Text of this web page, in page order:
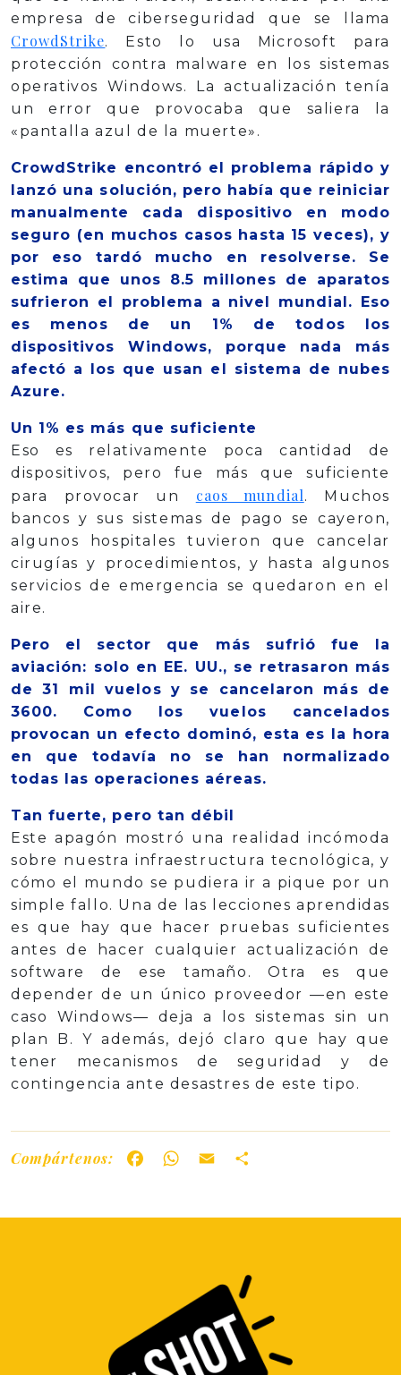
empresa de ciberseguridad que se llama
CrowdStrike. Esto lo usa Microsoft para
protección contra malware en los sistemas
operativos Windows. La actualización tenía
un error que provocaba que saliera la
«pantalla azul de la muerte».
CrowdStrike encontró el problema rápido y
lanzó una solución, pero había que reiniciar
manualmente cada dispositivo en modo
seguro (en muchos casos hasta 15 veces), y
por eso tardó mucho en resolverse. Se
estima que unos 8.5 millones de aparatos
sufrieron el problema a nivel mundial. Eso
es menos de un 1% de todos los
dispositivos Windows, porque nada más
afectó a los que usan el sistema de nubes
Azure.
Un 1% es más que suficiente
Eso es relativamente poca cantidad de
dispositivos, pero fue más que suficiente
para provocar un caos mundial. Muchos
bancos y sus sistemas de pago se cayeron,
algunos hospitales tuvieron que cancelar
cirugías y procedimientos, y hasta algunos
servicios de emergencia se quedaron en el
aire.
Pero el sector que más sufrió fue la
aviación: solo en EE. UU., se retrasaron más
de 31 mil vuelos y se cancelaron más de
3600. Como los vuelos cancelados
provocan un efecto dominó, esta es la hora
en que todavía no se han normalizado
todas las operaciones aéreas.
Tan fuerte, pero tan débil
Este apagón mostró una realidad incómoda
sobre nuestra infraestructura tecnológica, y
cómo el mundo se pudiera ir a pique por un
simple fallo. Una de las lecciones aprendidas
es que hay que hacer pruebas suficientes
antes de hacer cualquier actualización de
software de ese tamaño. Otra es que
depender de un único proveedor —en este
caso Windows— deja a los sistemas sin un
plan B. Y además, dejó claro que hay que
tener mecanismos de seguridad y de
contingencia ante desastres de este tipo.
Compártenos: FacebookWhatsApp
Email